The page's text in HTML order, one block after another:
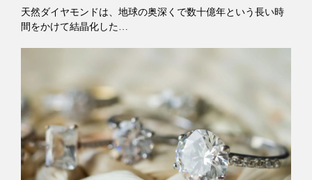
天然ダイヤモンドは、地球の奥深くで数十億年という長い時
間をかけて結晶化した…